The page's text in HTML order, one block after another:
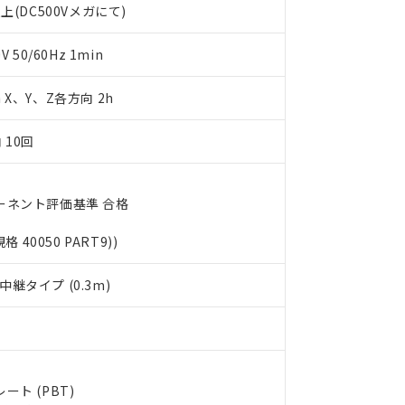
(DC500Vメガにて)
50/60Hz 1min
、Y、Z各方向 2h
10回
ネント評価基準 合格
格 40050 PART9))
継タイプ (0.3m)
ート (PBT)
用者とは、"個人情報の共同利用に関して"
ます。
質）の非含有証明書
書（当社基準）
点で非含有を証明するもので、過去に遡って非含有を証明するも
タル酸エステル類４物質の対応では、対応完了までの期間は出
考欄に対応日を記載しておりました。
への在庫切替を完了していることから、特段のことがない限り、
。